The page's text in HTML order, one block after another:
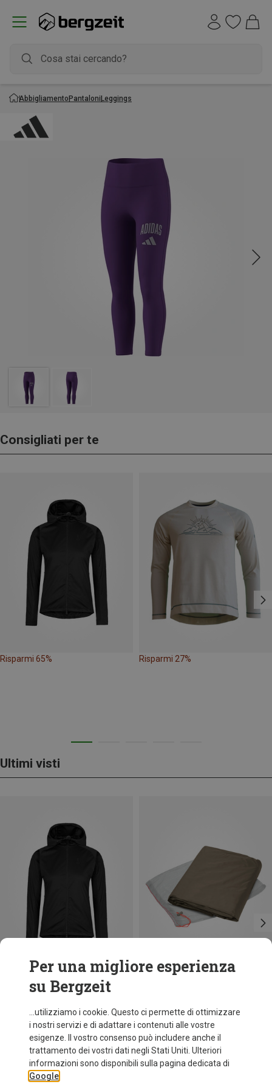
AbbigliamentoPantaloniLeggings
Consigliati per te
Risparmi 65% Risparmi 27%
Ultimi visti
Risparmi 65%
Vaude
54,95 €
Per una migliore esperienza
su Bergzeit
...utilizziamo i cookie. Questo ci permette di ottimizzare
i nostri servizi e di adattare i contenuti alle vostre
esigenze. Il vostro consenso può includere anche il
trattamento dei vostri dati negli Stati Uniti. Ulteriori
informazioni sono disponibili sulla pagina dedicata di
Google